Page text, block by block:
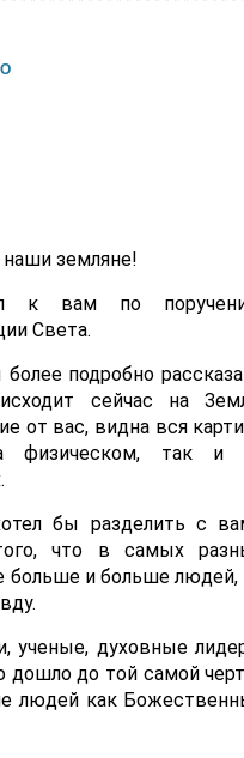
наши земляне!
к вам по
Света.
подробно
сейчас на
от вас, видна вся
так и
бы разделить с
что в самых
больше и больше людей,
ученые, духовные
дошло до той самой
людей как